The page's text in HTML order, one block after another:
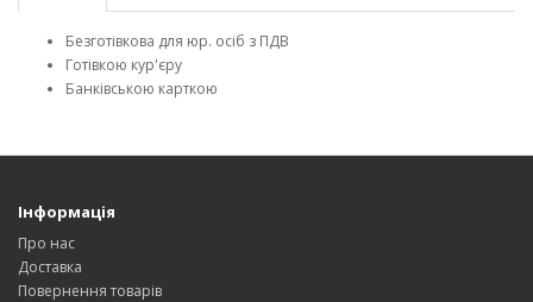
Безготівкова для юр. осіб з ПДВ
Готівкою кур'єру
Банківською карткою
Інформація
Про нас
Доставка
Повернення товарів